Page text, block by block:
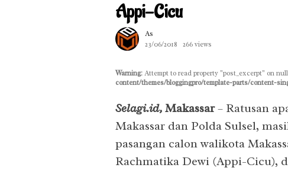
Appi-Cicu
As
23/06/2018
266 views
Warning: Attempt to read property "post_excerpt" on
content/themes/bloggingpro/template-parts/content-
Selagi.id, Makassar– Ratusan
Makassar dan Polda Sulsel,
pasangan calon walikota
Rachmatika Dewi (Appi-Cicu),